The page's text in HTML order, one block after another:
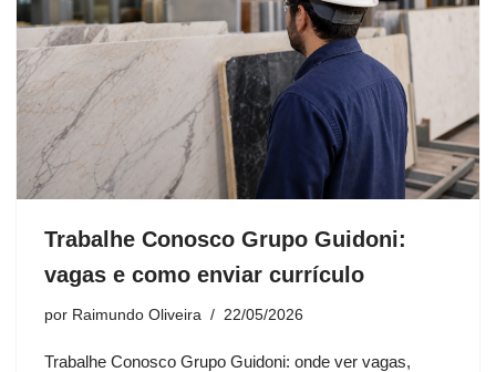
Trabalhe Conosco Grupo Guidoni:
vagas e como enviar currículo
por Raimundo Oliveira 22/05/2026
Trabalhe Conosco Grupo Guidoni: onde ver vagas,